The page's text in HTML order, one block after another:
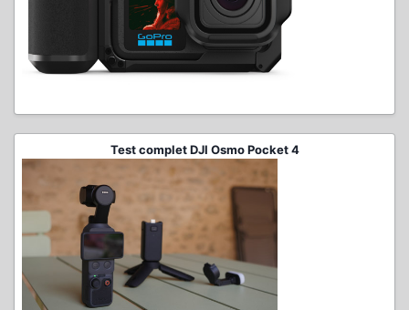
Test complet DJI Osmo Pocket 4